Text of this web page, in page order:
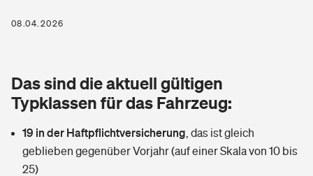
Zur Übersicht
Tools
Wer versichert was: Jetzt Versicherer finden
Glasversicherung
Mietkautionsversicherung
Kinderunfall­ver­si­che­rung
Kinderinvalidität
Private Krankenversicherung
Dread-Disease-Versicherung
Tierkrankenversicherung
Zur Übersicht
08.04.2026
Das sind die aktuell gültigen
Typklassen für das Fahrzeug:
19 in der Haftpflichtversicherung das ist gleich
geblieben gegenüber Vorjahr (auf einer Skala von 10 bis
25)